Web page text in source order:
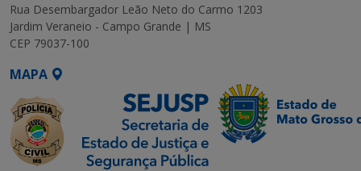
Rua Desembargador Leão Neto do Carmo 1203
Jardim Veraneio - Campo Grande | MS
CEP 79037-100
MAPA